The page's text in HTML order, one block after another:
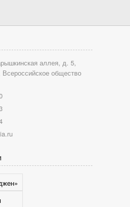
аллея, д. 5,
общество